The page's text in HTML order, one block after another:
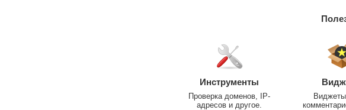
Инструменты
Проверка доменов, IP-
адресов и другое.
Виджеты